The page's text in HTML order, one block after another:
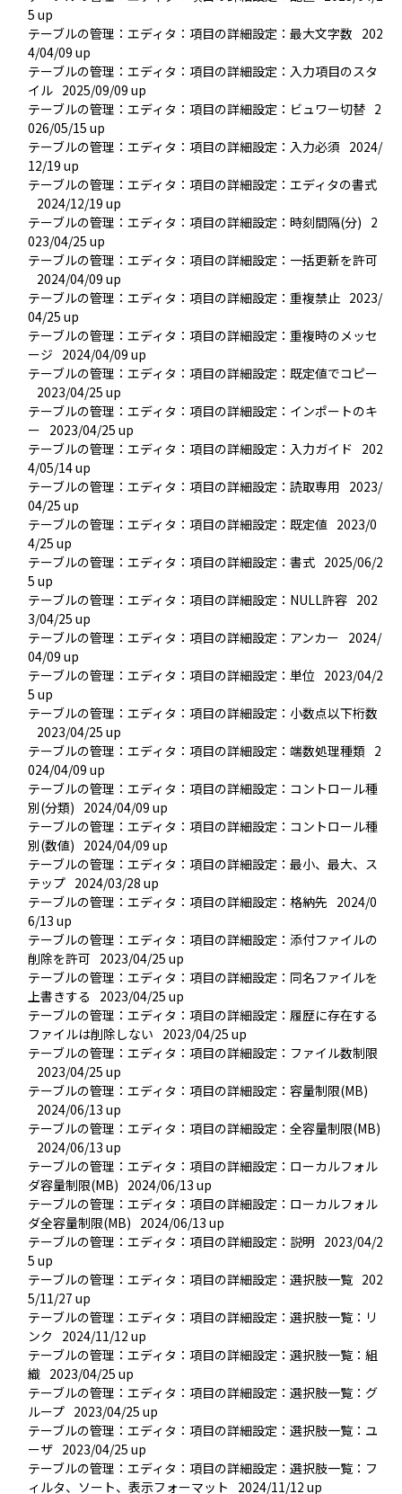
5 up
テーブルの管理：エディタ：項目の詳細設定：最大文字数 202
4/04/09 up
テーブルの管理：エディタ：項目の詳細設定：入力項目のスタ
イル 2025/09/09 up
テーブルの管理：エディタ：項目の詳細設定：ビュワー切替 2
026/05/15 up
テーブルの管理：エディタ：項目の詳細設定：入力必須 2024/
12/19 up
テーブルの管理：エディタ：項目の詳細設定：エディタの書式
2024/12/19 up
テーブルの管理：エディタ：項目の詳細設定：時刻間隔(分) 2
023/04/25 up
テーブルの管理：エディタ：項目の詳細設定：一括更新を許可
2024/04/09 up
テーブルの管理：エディタ：項目の詳細設定：重複禁止 2023/
04/25 up
テーブルの管理：エディタ：項目の詳細設定：重複時のメッセ
ージ 2024/04/09 up
テーブルの管理：エディタ：項目の詳細設定：既定値でコピー
2023/04/25 up
テーブルの管理：エディタ：項目の詳細設定：インポートのキ
ー 2023/04/25 up
テーブルの管理：エディタ：項目の詳細設定：入力ガイド 202
4/05/14 up
テーブルの管理：エディタ：項目の詳細設定：読取専用 2023/
04/25 up
テーブルの管理：エディタ：項目の詳細設定：既定値 2023/0
4/25 up
テーブルの管理：エディタ：項目の詳細設定：書式 2025/06/2
5 up
テーブルの管理：エディタ：項目の詳細設定：NULL許容 202
3/04/25 up
テーブルの管理：エディタ：項目の詳細設定：アンカー 2024/
04/09 up
テーブルの管理：エディタ：項目の詳細設定：単位 2023/04/2
5 up
テーブルの管理：エディタ：項目の詳細設定：小数点以下桁数
2023/04/25 up
テーブルの管理：エディタ：項目の詳細設定：端数処理種類 2
024/04/09 up
テーブルの管理：エディタ：項目の詳細設定：コントロール種
別(分類) 2024/04/09 up
テーブルの管理：エディタ：項目の詳細設定：コントロール種
別(数値) 2024/04/09 up
テーブルの管理：エディタ：項目の詳細設定：最小、最大、ス
テップ 2024/03/28 up
テーブルの管理：エディタ：項目の詳細設定：格納先 2024/0
6/13 up
テーブルの管理：エディタ：項目の詳細設定：添付ファイルの
削除を許可 2023/04/25 up
テーブルの管理：エディタ：項目の詳細設定：同名ファイルを
上書きする
2023/04/25 up
テーブルの管理：エディタ：項目の詳細設定：履歴に存在する
ファイルは削除しない 2023/04/25 up
テーブルの管理：エディタ：項目の詳細設定：ファイル数制限
2023/04/25 up
テーブルの管理：エディタ：項目の詳細設定：容量制限(MB)
2024/06/13 up
テーブルの管理：エディタ：項目の詳細設定：全容量制限(MB)
2024/06/13 up
テーブルの管理：エディタ：項目の詳細設定：ローカルフォル
ダ容量制限(MB) 2024/06/13 up
テーブルの管理：エディタ：項目の詳細設定：ローカルフォル
ダ全容量制限(MB) 2024/06/13 up
テーブルの管理：エディタ：項目の詳細設定：説明 2023/04/2
5 up
テーブルの管理：エディタ：項目の詳細設定：選択肢一覧 202
5/11/27 up
テーブルの管理：エディタ：項目の詳細設定：選択肢一覧：リ
ンク
2024/11/12 up
テーブルの管理：エディタ：項目の詳細設定：選択肢一覧：組
織 2023/04/25 up
テーブルの管理：エディタ：項目の詳細設定：選択肢一覧：グ
ループ 2023/04/25 up
テーブルの管理：エディタ：項目の詳細設定：選択肢一覧：ユ
ーザ 2023/04/25 up
テーブルの管理：エディタ：項目の詳細設定：選択肢一覧：フ
ィルタ、ソート、表示フォーマット
2024/11/12 up